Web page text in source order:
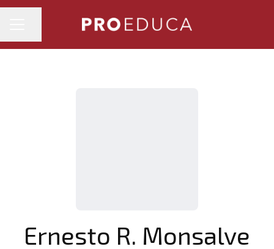
MENÚ DE EMPLEO
Compartir página
Ernesto R. Monsalve